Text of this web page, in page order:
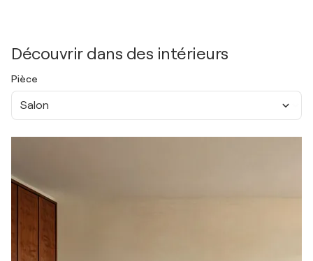
Découvrir dans des intérieurs
Pièce
Salon